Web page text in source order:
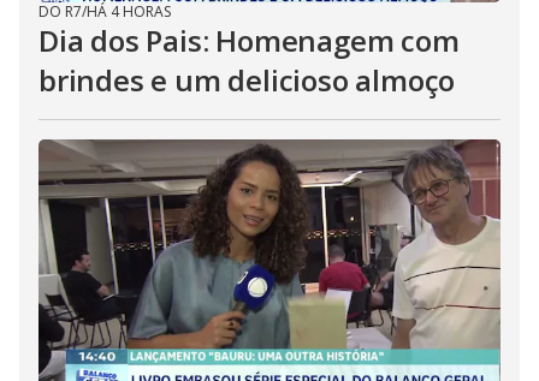
DO R7/HÁ 4 HORAS
Dia dos Pais: Homenagem com
brindes e um delicioso almoço